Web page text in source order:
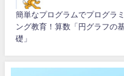
簡単なプログラムでプログラミ
ング教育！算数「円グラフの
礎」